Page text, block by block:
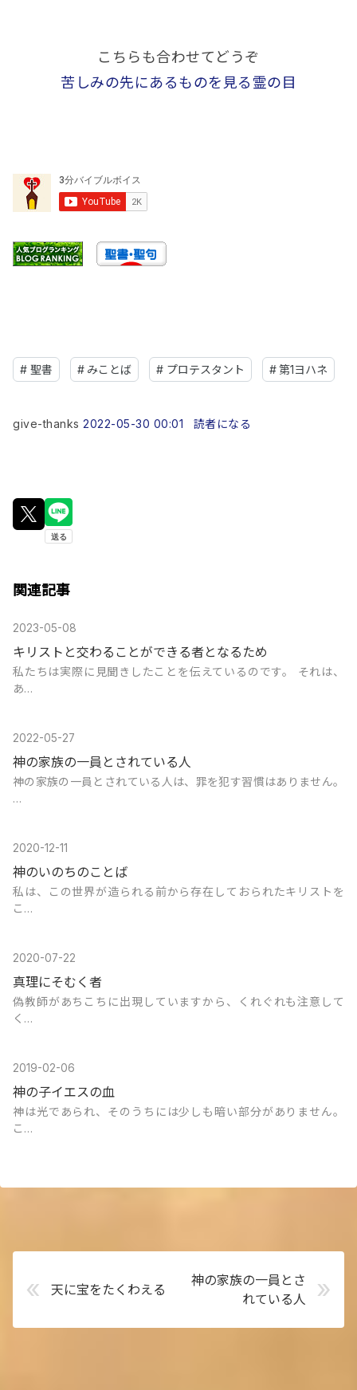
こちらも合わせてどうぞ
苦しみの先にあるものを見る霊の目
# 聖書 # みことば # プロテスタント # 第1ヨハネ
give-thanks 2022-05-30 00:01 読者になる
関連記事
2023-05-08
キリストと交わることができる者となるため
私たちは実際に見聞きしたことを伝えているのです。 それは、
あ…
2022-05-27
神の家族の一員とされている人
神の家族の一員とされている人は、罪を犯す習慣はありません。
…
2020-12-11
神のいのちのことば
私は、この世界が造られる前から存在しておられたキリストを
こ…
2020-07-22
真理にそむく者
偽教師があちこちに出現していますから、くれぐれも注意して
く…
2019-02-06
神の子イエスの血
神は光であられ、そのうちには少しも暗い部分がありません。
こ…
« 天に宝をたくわえる
神の家族の一員とさ
れている人
»